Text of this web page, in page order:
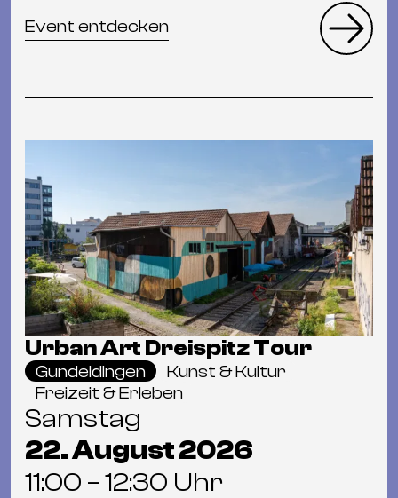
Event entdecken
Urban Art Dreispitz Tour
Gundeldingen
Kunst & Kultur
Freizeit & Erleben
Samstag
22. August 2026
11:00 – 12:30 Uhr